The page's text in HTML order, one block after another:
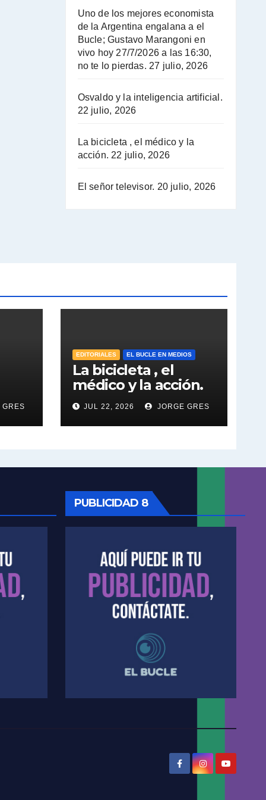
Hugo Yasky sobre la Coordinadora de las Industrias de Productos Alimenticios (COPAL) - Hugo Yasky con Jorge Gres
Pablo Moyano sobre el espionaje: "Estos personajes siniestros han hecho mucho daño" - Pablo Moyano con Jorge Gres
Pablo Moyano sobre el espionaje: "La AFI era una banda ilícita" - Pablo Moyano con Jorge Gres
Actualidad con Raúl Timerman - Raúl Timerman con Jorge Gres
Tuny Kollmann sobre la reforma judicial - Tuny Kollmann con Jorge Gres
Dalbón sobre foto de Maximo Kirchner - Gregorio Dalbon con Jorge Gres
Dalbón sobre el impuesto a la riqueza - Gregorio Dalbon con Jorge Gres
Kreplak , vacuna e ideología - Nicolás Kreplak con Jorge Gres
Uno de los mejores economista
de la Argentina engalana a el
Bucle; Gustavo Marangoni en
vivo hoy 27/7/2026 a las 16:30,
no te lo pierdas. 27 julio, 2026
Osvaldo y la inteligencia artificial.
22 julio, 2026
La bicicleta , el médico y la
acción. 22 julio, 2026
El señor televisor. 20 julio, 2026
GRES
EDITORIALES EL BUCLE EN MEDIOS
La bicicleta , el
médico y la acción.
JUL 22, 2026 JORGE GRES
PUBLICIDAD 8